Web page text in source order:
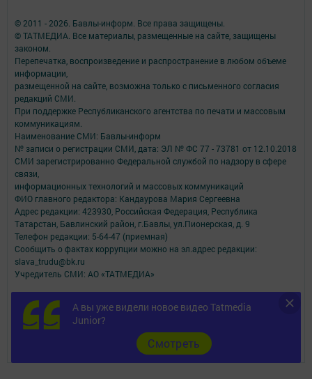
А вы уже видели новое видео Tatmedia
Junior?
Cмотреть
© 2011 - 2026. Бавлы-информ. Все права защищены.
© ТАТМЕДИА. Все материалы, размещенные на сайте, защищены
законом.
Перепечатка, воспроизведение и распространение в любом объеме
информации,
размещенной на сайте, возможна только с письменного согласия
редакций СМИ.
При поддержке Республиканского агентства по печати и массовым
коммуникациям.
Наименование СМИ: Бавлы-информ
№ записи о регистрации СМИ, дата: ЭЛ № ФС 77 - 73781 от 12.10.2018
СМИ зарегистрированно Федеральной службой по надзору в сфере
связи,
информационных технологий и массовых коммуникаций
ФИО главного редактора: Кандаурова Мария Сергеевна
Адрес редакции: 423930, Российская Федерация, Республика
Татарстан, Бавлинский район, г.Бавлы, ул.Пионерская, д. 9
Телефон редакции: 5-64-47 (приемная)
Сообщить о фактах коррупции можно на эл.адрес редакции:
slava_trudu@bk.ru
Учредитель СМИ: АО «ТАТМЕДИА»
Антикоррупционная политика
АО «ТАТМЕДИА» использует «cookie»для персонализации сервисов и
удобства пользователей сайтом.
Использование «cookie» можно отменить в настройках браузера.
Политика конфиденциальности